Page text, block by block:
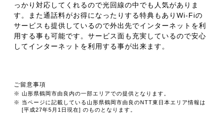
っかり対応してくれるので光回線の中でも人気がありま
す。また通話料がお得になったりする特典もありWi-Fiの
サービスも提供しているので外出先でインターネットを利
用する事も可能です。サービス面も充実しているので安心
してインターネットを利用する事が出来ます。
ご留意事項
※ 山形県鶴岡市由良内の一部エリアでの提供となります。
※ 当ページに記載している山形県鶴岡市由良のNTT東日本エリア情報は
[平成27年5月1日現在] のものとなります。